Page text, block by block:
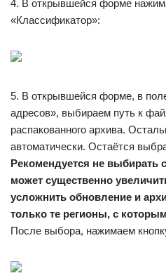
4. В открывшейся форме
«Классификатор»:
5. В открывшейся форме, в
адресов», выбираем путь к
распакованного архива.
автоматически. Остаётся
Рекомендуется не выбирать
может существенно
усложнить обновление и
только те регионы, с
После выбора, нажимаем